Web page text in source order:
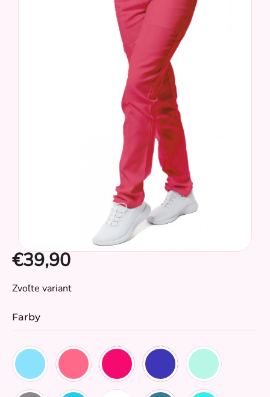
€39,90
Jednotková
Zvoľte variant
Farby